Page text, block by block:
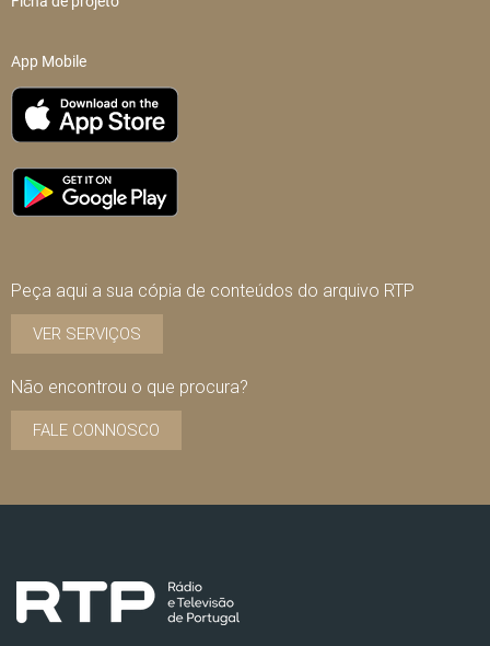
App Mobile
Peça aqui a sua cópia de conteúdos do arquivo RTP
VER SERVIÇOS
Não encontrou o que procura?
FALE CONNOSCO